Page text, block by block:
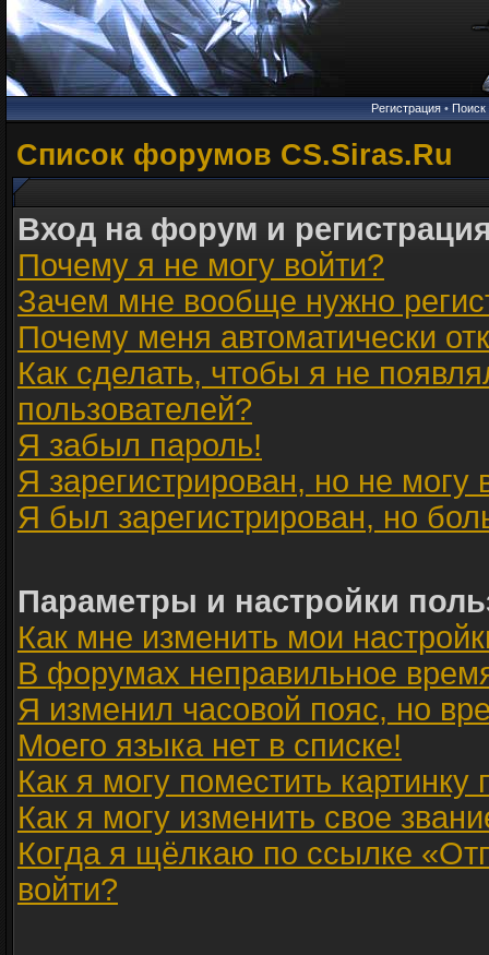
Регистрация• Поиск
Список форумов CS.Siras.Ru
Вход на форум и
Почему я не могу войти?
Зачем мне вообще нужно
Почему меня автоматически
Как сделать, чтобы я не
пользователей?
Я забыл пароль!
Я зарегистрирован, но не могу
Я был зарегистрирован, но
Параметры и настройки
Как мне изменить мои
В форумах неправильное
Я изменил часовой пояс, но
Моего языка нет в списке!
Как я могу поместить
Как я могу изменить свое
Когда я щёлкаю по ссылке
войти?